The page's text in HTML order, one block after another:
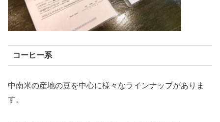
コーヒー系
中南米の産地の豆を中心に様々なラインナップがありま
す。